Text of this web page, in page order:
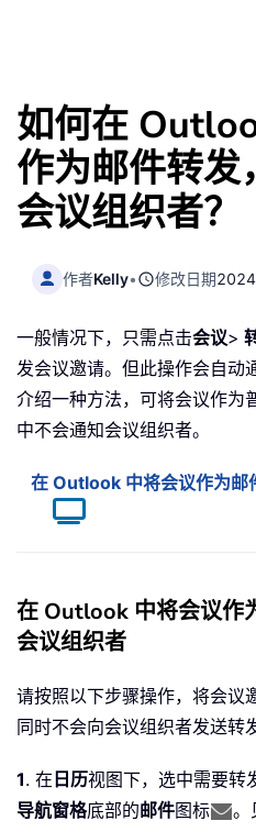
如何在
作为邮件转发
会议组织者？
作者Kelly• 修改日期
一般情况下，只需点击会议>
发会议邀请。但此操作会自动
介绍一种方法，可将会议作
中不会通知会议组织者。
在 Outlook 中将会议作为邮
在 Outlook 中将会议作
会议组织者
请按照以下步骤操作，将会议
同时不会向会议组织者发送转
1. 在 日历视图下，选中需要转
导航窗格底部的邮件图标 。